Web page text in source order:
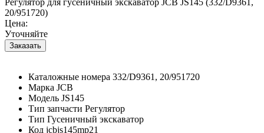
20/951720)
Цена:
Уточняйте
Каталожные номера 332/D9361, 20/951720
Марка JCB
Модель JS145
Тип запчасти Регулятор
Тип Гусеничный экскаватор
Код jcbjs145mp21